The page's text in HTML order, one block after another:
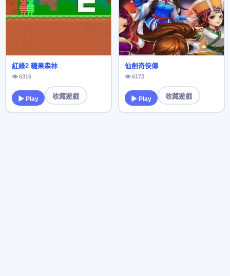
紅綠2 糖果森林
👁 6316
▶ Play 收藏遊戲
仙劍奇俠傳
👁 6172
▶ Play 收藏遊戲